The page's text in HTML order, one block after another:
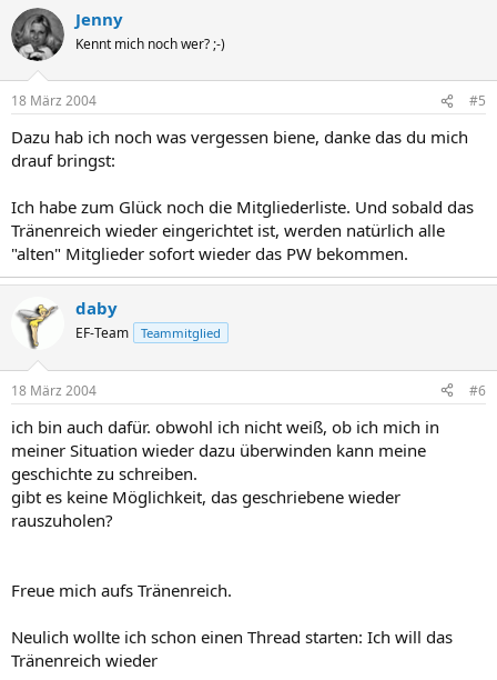
Jenny
Kennt mich noch wer? ;-)
18 März 2004 #5
Dazu hab ich noch was vergessen biene, danke das du mich
drauf bringst:
Ich habe zum Glück noch die Mitgliederliste. Und sobald das
Tränenreich wieder eingerichtet ist, werden natürlich alle
"alten" Mitglieder sofort wieder das PW bekommen.
daby
EF-Team Teammitglied
18 März 2004 #6
ich bin auch dafür. obwohl ich nicht weiß, ob ich mich in
meiner Situation wieder dazu überwinden kann meine
geschichte zu schreiben.
gibt es keine Möglichkeit, das geschriebene wieder
rauszuholen?
Freue mich aufs Tränenreich.
Neulich wollte ich schon einen Thread starten: Ich will das
Tränenreich wieder